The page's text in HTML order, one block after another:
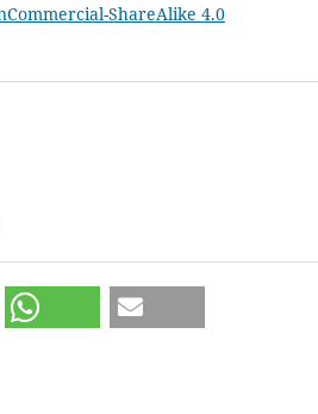
ShareAlike 4.0